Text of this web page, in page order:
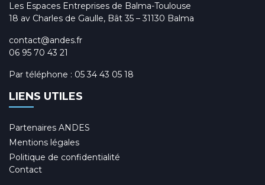
Les Espaces Entreprises de Balma-Toulouse
18 av Charles de Gaulle, Bât 35 – 31130 Balma
contact@andes.fr
06 95 70 43 21
Par téléphone : 05 34 43 05 18
LIENS UTILES
Partenaires ANDES
Mentions légales
Politique de confidentialité
Contact